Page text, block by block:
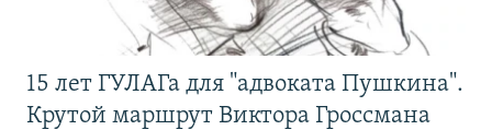
15 лет ГУЛАГа для "адвоката Пушкина".
Крутой маршрут Виктора Гроссмана